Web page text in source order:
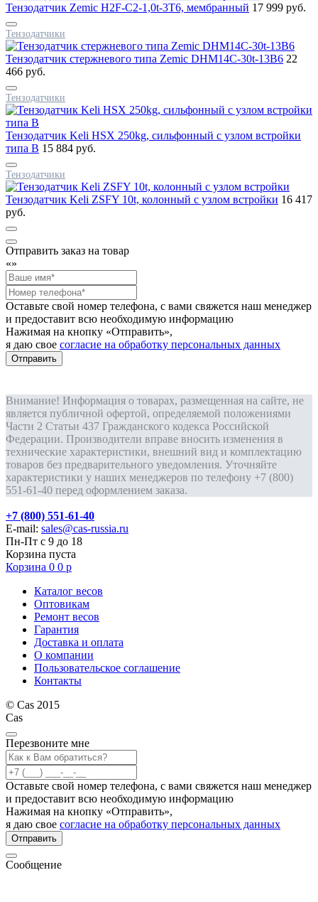
Тензодатчик Zemic H2F-C2-1,0t-3T6, мембранный 17 999 руб.
Тензодатчики
Тензодатчик стержневого типа Zemic DHM14C-30t-13B6 22
466 руб.
Тензодатчики
Тензодатчик Keli HSX 250kg, сильфонный с узлом встройки
типа B 15 884 руб.
Тензодатчики
Тензодатчик Keli ZSFY 10t, колонный с узлом встройки 16 417
руб.
Отправить заказ на товар
«»
Оставьте свой номер телефона, с вами свяжется наш менеджер
и предоставит всю необходимую информацию
Нажимая на кнопку «Отправить»,
я даю свое согласие на обработку персональных данных
Отправить
Внимание! Информация о товарах, размещенная на сайте, не
является публичной офертой, определяемой положениями
Части 2 Статьи 437 Гражданского кодекса Российской
Федерации. Производители вправе вносить изменения в
технические характеристики, внешний вид и комплектацию
товаров без предварительного уведомления. Уточняйте
характеристики у наших менеджеров по телефону +7 (800)
551-61-40 перед оформлением заказа.
+7 (800) 551-61-40
E-mail: sales@cas-russia.ru
Пн-Пт с 9 до 18
Корзина пуста
Корзина 0 0 р
Каталог весов
Оптовикам
Ремонт весов
Гарантия
Доставка и оплата
О компании
Пользовательское соглашение
Контакты
© Cas 2015
Cas
Перезвоните мне
Оставьте свой номер телефона, с вами свяжется наш менеджер
и предоставит всю необходимую информацию
Нажимая на кнопку «Отправить»,
я даю свое согласие на обработку персональных данных
Отправить
Сообщение